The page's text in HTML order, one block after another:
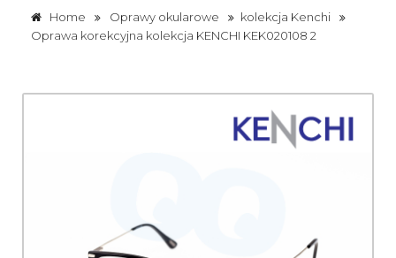
Home Oprawy okularowe
kolekcja Kenchi
Oprawa korekcyjna kolekcja KENCHI KEK020108 2